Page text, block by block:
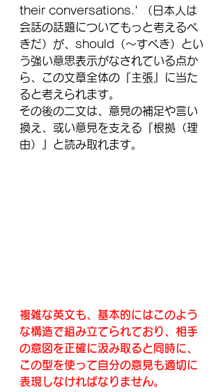
their conversations.' （日本人は
会話の話題についてもっと考えるべ
きだ）が、should（～すべき）とい
う強い意思表示がなされている点か
ら、この文章全体の『主張』に当た
ると考えられます。
その後の二文は、意見の補足や言い
換え、或い意見を支える『根拠（理
由）』と読み取れます。
複雑な英文も、基本的にはこのよう
な構造で組み立てられており、相手
の意図を正確に汲み取ると同時に、
この型を使って自分の意見も適切に
表現しなければなりません。